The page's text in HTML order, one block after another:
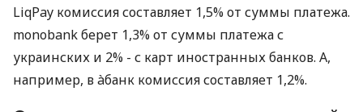
LiqPay комиссия составляет 1,5% от суммы платежа.
monobank берет 1,3% от суммы платежа с
украинских и 2% - с карт иностранных банков. А,
например, в àбанк комиссия составляет 1,2%.